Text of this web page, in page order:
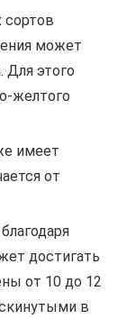
сортов
может
этого
желтого
имеет
от
достигать
от 10 до 12
в